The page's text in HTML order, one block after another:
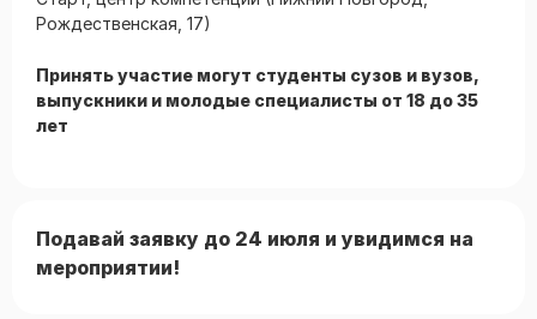
Рождественская, 17)
Принять участие могут студенты сузов и вузов,
выпускники и молодые специалисты от 18 до 35
лет
Подавай заявку до 24 июля и увидимся на
мероприятии!